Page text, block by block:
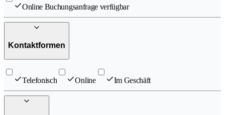
Online Buchungsanfrage verfügbar
Kontaktformen
Telefonisch Online Im Geschäft